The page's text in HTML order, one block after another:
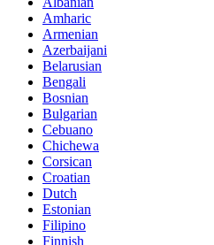
Amharic
Armenian
Azerbaijani
Belarusian
Bengali
Bosnian
Bulgarian
Cebuano
Chichewa
Corsican
Croatian
Dutch
Estonian
Filipino
Finnish